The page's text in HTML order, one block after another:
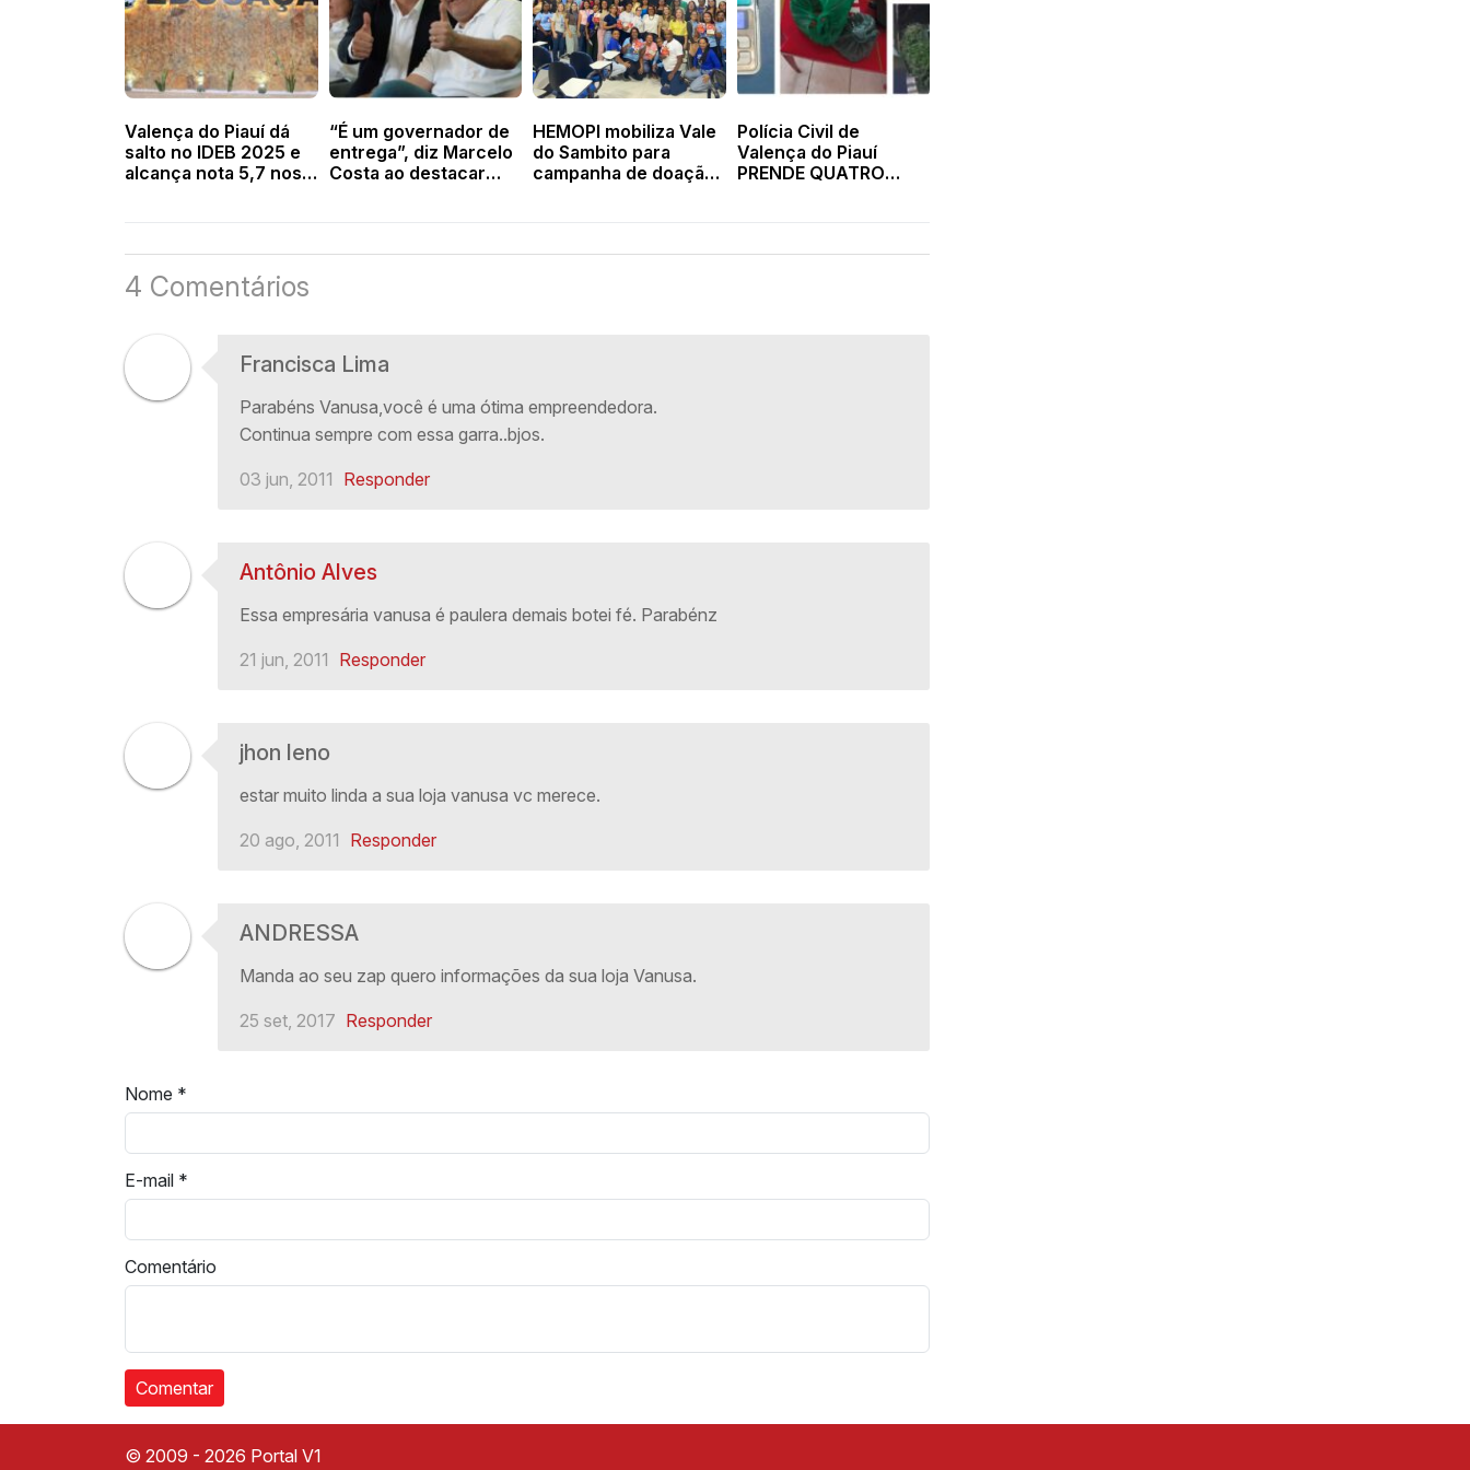
Valença do Piauí dá
salto no IDEB 2025 e
alcança nota 5,7 nos
“É um governador de
entrega”, diz Marcelo
Costa ao destacar
HEMOPI mobiliza Vale
do Sambito para
campanha de doação
Polícia Civil de
Valença do Piauí
PRENDE QUATRO
4 Comentários
Francisca Lima
Parabéns Vanusa,você é uma ótima empreendedora.
Continua sempre com essa garra..bjos.
03 jun, 2011 Responder
Antônio Alves
Essa empresária vanusa é paulera demais botei fé. Parabénz
21 jun, 2011 Responder
jhon leno
estar muito linda a sua loja vanusa vc merece.
20 ago, 2011 Responder
ANDRESSA
Manda ao seu zap quero informações da sua loja Vanusa.
25 set, 2017 Responder
Nome *
E-mail *
Comentário
© 2009 - 2026 Portal V1